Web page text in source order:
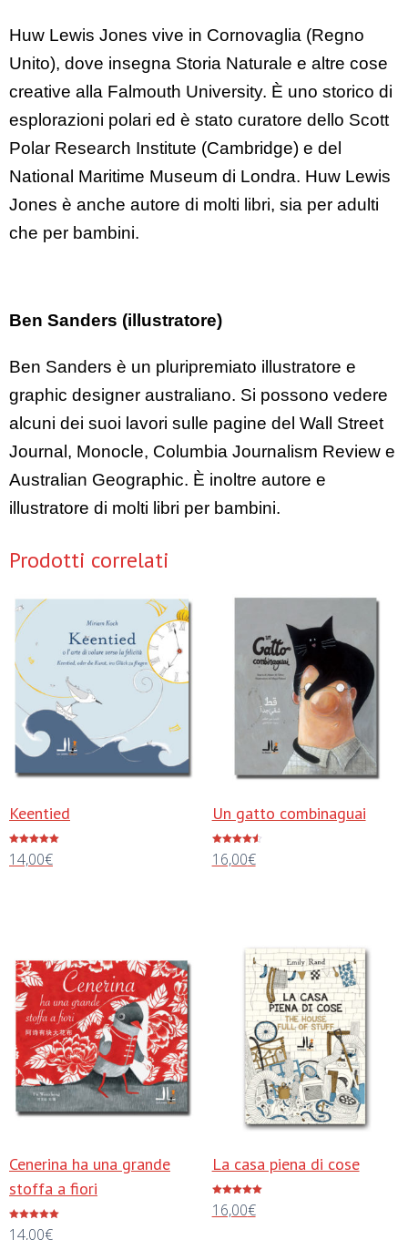
Huw Lewis Jones vive in Cornovaglia (Regno
Unito), dove insegna Storia Naturale e altre cose
creative alla Falmouth University. È uno storico di
esplorazioni polari ed è stato curatore dello Scott
Polar Research Institute (Cambridge) e del
National Maritime Museum di Londra. Huw Lewis
Jones è anche autore di molti libri, sia per adulti
che per bambini.
Ben Sanders (illustratore)
Ben Sanders è un pluripremiato illustratore e
graphic designer australiano. Si possono vedere
alcuni dei suoi lavori sulle pagine del Wall Street
Journal, Monocle, Columbia Journalism Review e
Australian Geographic. È inoltre autore e
illustratore di molti libri per bambini.
Prodotti correlati
Keentied
5.00
su 5
14,00€
Un gatto combinaguai
4.50
su 5
16,00€
Cenerina ha una grande
stoffa a fiori
Valutato
5.00
14,00€
La casa piena di cose
Valutato
5.00
su 5
16,00€